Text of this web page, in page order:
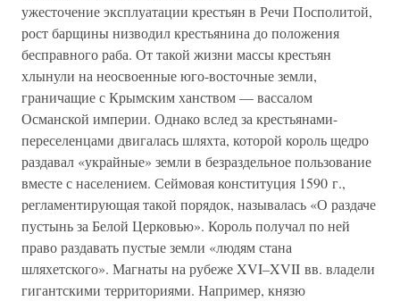
ужесточение эксплуатации крестьян в Речи Посполитой,
рост барщины низводил крестьянина до положения
бесправного раба. От такой жизни массы крестьян
хлынули на неосвоенные юго-восточные земли,
граничащие с Крымским ханством — вассалом
Османской империи. Однако вслед за крестьянами-
переселенцами двигалась шляхта, которой король щедро
раздавал «украйные» земли в безраздельное пользование
вместе с населением. Сеймовая конституция 1590 г.,
регламентирующая такой порядок, называлась «О раздаче
пустынь за Белой Церковью». Король получал по ней
право раздавать пустые земли «людям стана
шляхетского». Магнаты на рубеже XVI–XVII вв. владели
гигантскими территориями. Например, князю